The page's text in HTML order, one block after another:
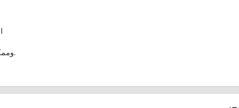
وممكن تعمله شير لو تعرف حد مهتم بنفس الخاصية.